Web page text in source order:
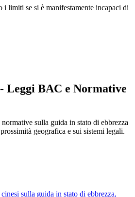
i limiti se si è manifestamente incapaci di
Leggi BAC e Normative
sulla guida in stato di ebbrezza
geografica e sui sistemi legali.
sulla guida in stato di ebbrezza,